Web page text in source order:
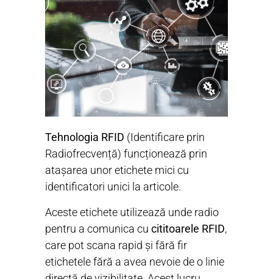
Tehnologia RFID (Identificare prin
Radiofrecvență) funcționează prin
atașarea unor etichete mici cu
identificatori unici la articole.
Aceste etichete utilizează unde radio
pentru a comunica cu cititoarele RFID,
care pot scana rapid și fără fir
etichetele fără a avea nevoie de o linie